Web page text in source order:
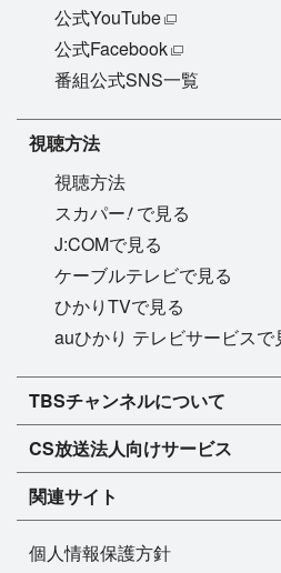
公式YouTube
公式Facebook
番組公式SNS一覧
視聴方法
視聴方法
スカパー!で見る
J:COMで見る
ケーブルテレビで見る
ひかりTVで見る
auひかり テレビサービスで
TBSチャンネル1
TBSチャンネル2
マンスリーガイド［PDF］
TBSチャンネルについて
TBSチャンネルについて
FAQ・よくあるご質問
インフォメーション
プレゼント
CS放送法人向けサービス
法人向けサービスについて
TBSチャンネル1
TBSチャンネル2
今月放送
ドラマ
バラエティ
音楽
関連サイト
BS-TBS
個人情報保護方針